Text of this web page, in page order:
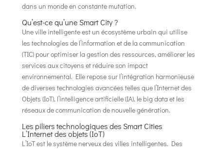
dans un monde en constante mutation.
Qu’est-ce qu’une Smart City ?
Une ville intelligente est un écosystème urbain qui utilise
les technologies de l’information et de la communication
(TIC) pour optimiser la gestion des ressources, améliorer les
services aux citoyens et réduire son impact
environnemental. Elle repose sur l’intégration harmonieuse
de diverses technologies avancées telles que l’Internet des
Objets (IoT), l’intelligence artificielle (IA), le big data et les
réseaux de communication de nouvelle génération.
Les piliers technologiques des Smart Cities
L’Internet des objets (IoT)
L’IoT est le système nerveux des villes intelligentes. Des